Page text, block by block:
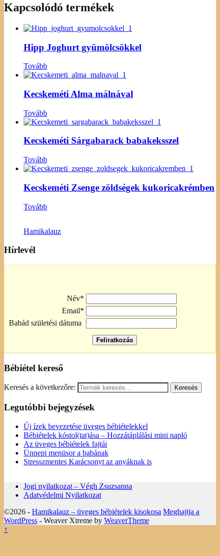
Kapcsolódó termékek
Hipp Joghurt gyümölcsökkel
Tovább
Kecskeméti Alma málnával
Tovább
Kecskeméti Sárgabarack babakeksszel
Tovább
Kecskeméti Zsenge zöldségek kukoricakrémben
Tovább
Hamikalauz
Hírlevél
Név*
Email*
Babád születési dátuma
Bébiétel kereső
Keresés a következőre:
Legutóbbi bejegyzések
Új ízek bevezetése üveges bébiételekkel
Bébiételek kóstol(tat)ása – Hozzátáplálási mini napló
Az üveges bébiételek fajtái
Ünnepi menüsor a babának
Stresszmentes Karácsonyt az anyáknak is
Jogi nyilatkozat – Végh Zsuzsanna
Adatvédelmi Nyilatkozat
©2026 - Hamikalauz – üveges bébiételek kisokosa Meghajtja a
WordPress - Weaver Xtreme by WeaverTheme
↑